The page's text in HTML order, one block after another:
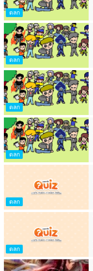
ตลก
ตลก
ตลก
ตลก
ตลก
ตลก